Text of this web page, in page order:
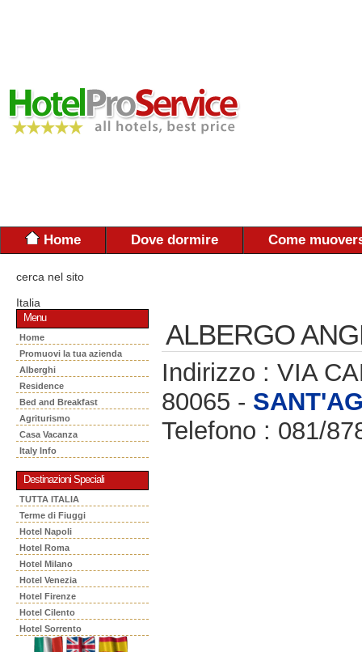
Home Dove dormire Come
cerca nel sito
Italia
Menu
Home
Promuovi la tua azienda
Alberghi
Residence
Bed and Breakfast
Agriturismo
Casa Vacanza
Italy Info
Destinazioni Speciali
TUTTA ITALIA
Terme di Fiuggi
Hotel Napoli
Hotel Roma
Hotel Milano
Hotel Venezia
Hotel Firenze
Hotel Cilento
Hotel Sorrento
ALBERGO
Indirizzo : VIA
80065 -
Telefono : 081/